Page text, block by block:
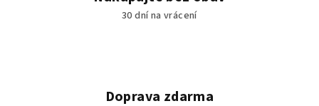
30 dní na vrácení
Doprava zdarma